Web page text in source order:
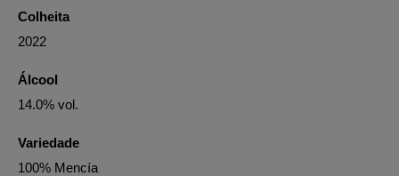
Colheita
2022
Álcool
14.0% vol.
Variedade
100% Mencía